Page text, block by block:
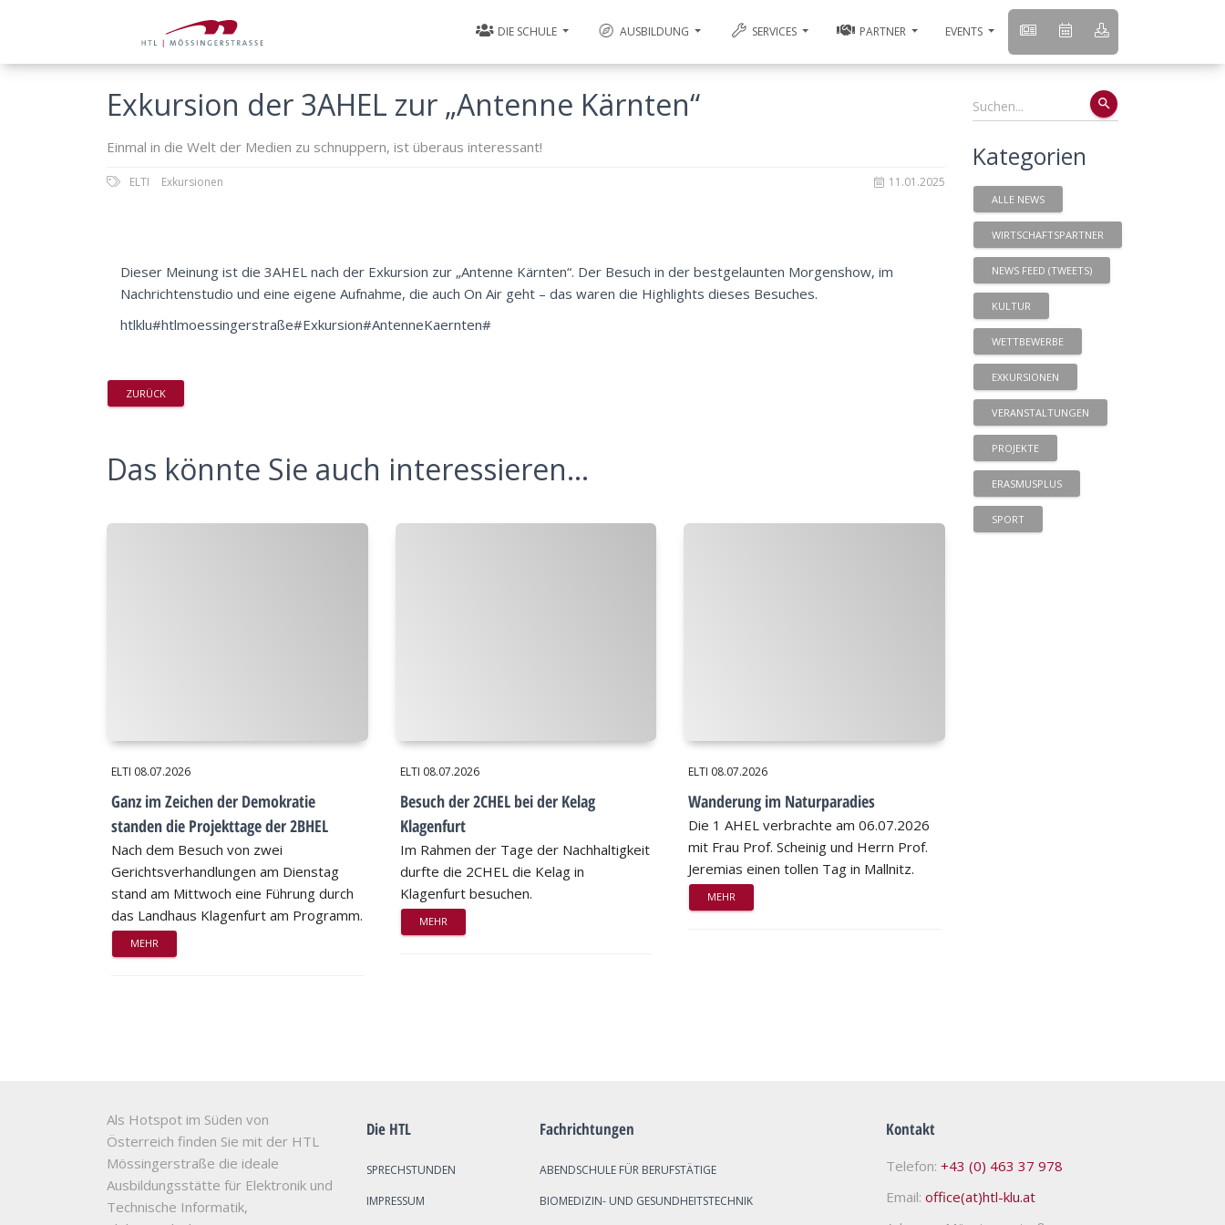
DIE SCHULE AUSBILDUNG SERVICES PARTNER EVENTS
Exkursion der 3AHEL zur „Antenne Kärnten“
Einmal in die Welt der Medien zu schnuppern, ist überaus interessant!
11.01.2025
ELTI Exkursionen
Dieser Meinung ist die 3AHEL nach der Exkursion zur „Antenne Kärnten“. Der Besuch in der bestgelaunten Morgenshow, im
Nachrichtenstudio und eine eigene Aufnahme, die auch On Air geht – das waren die Highlights dieses Besuches.
htlklu#htlmoessingerstraße#Exkursion#AntenneKaernten#
ZURÜCK
Das könnte Sie auch interessieren...
ELTI 08.07.2026
Ganz im Zeichen der Demokratie
standen die Projekttage der 2BHEL
Nach dem Besuch von zwei
Gerichtsverhandlungen am Dienstag
stand am Mittwoch eine Führung durch
das Landhaus Klagenfurt am Programm.
MEHR
ELTI 08.07.2026
Besuch der 2CHEL bei der Kelag
Klagenfurt
Im Rahmen der Tage der Nachhaltigkeit
durfte die 2CHEL die Kelag in
Klagenfurt besuchen.
MEHR
ELTI 08.07.2026
Wanderung im Naturparadies
Die 1 AHEL verbrachte am 06.07.2026
mit Frau Prof. Scheinig und Herrn Prof.
Jeremias einen tollen Tag in Mallnitz.
MEHR
search
Kategorien
ALLE NEWS
WIRTSCHAFTSPARTNER
NEWS FEED (TWEETS)
KULTUR
WETTBEWERBE
EXKURSIONEN
VERANSTALTUNGEN
PROJEKTE
ERASMUSPLUS
SPORT
Als Hotspot im Süden von
Österreich finden Sie mit der HTL
Mössingerstraße die ideale
Ausbildungsstätte für Elektronik und
Technische Informatik,
Die HTL
SPRECHSTUNDEN
IMPRESSUM
Fachrichtungen
ABENDSCHULE FÜR BERUFSTÄTIGE
BIOMEDIZIN- UND GESUNDHEITSTECHNIK
Kontakt
Telefon: +43 (0) 463 37 978
Email: office(at)htl-klu.at